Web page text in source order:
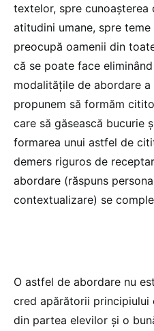
textelor, spre cunoașterea
atitudini umane, spre
preocupă oamenii din
că se poate face
modalitățile de abordare
propunem să formăm
care să găsească bucurie
formarea unui astfel de
demers riguros de
abordare (răspuns
contextualizare) se
O astfel de abordare nu
cred apărătorii
din partea elevilor și o